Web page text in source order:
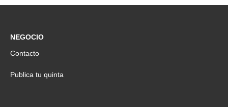
NEGOCIO
Contacto
Publica tu quinta